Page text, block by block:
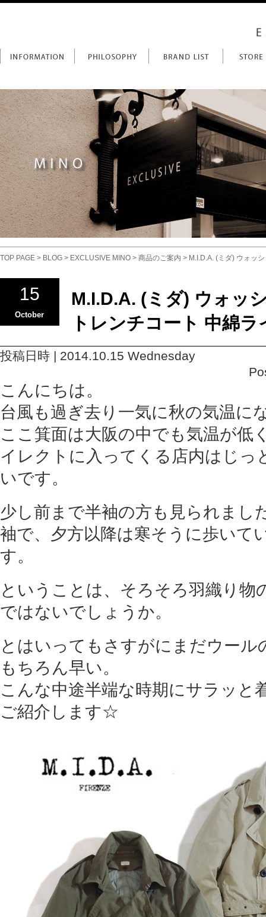
TOP PAGE > BLOG > EXCLUSIVE MINO > 商品のご案内 > M.I.D.A. (ミダ) ウォッ
15
October
M.I.D.A. (ミダ) ウォッ
トレンチコート 中綿ラ
投稿日時 | 2014.10.15 Wednesday
こんにちは。
台風も過ぎ去り一気に秋の気温に
ここ箕面は大阪の中でも気温が低
イレクトに入ってくる店内はじっ
いです。
少し前まで半袖の方も見られまし
袖で、夕方以降は寒そうに歩いて
す。
ということは、そろそろ羽織り物
ではないでしょうか。
とはいってもさすがにまだウール
もちろん早い。
こんな中途半端な時期にサラッと
ご紹介します☆